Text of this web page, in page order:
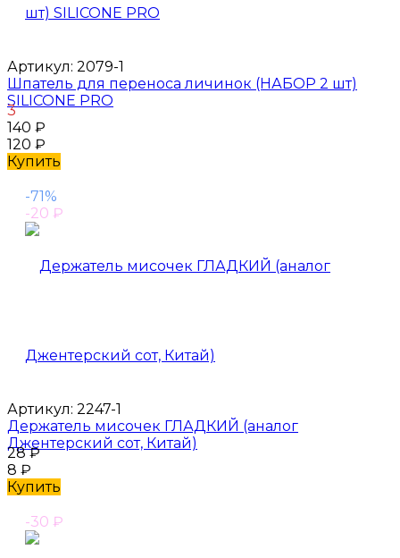
Артикул: 2079-1
Шпатель для переноса личинок (НАБОР 2 шт)
SILICONE PRO
3
140 ₽
120 ₽
Купить
-71%
-20 ₽
Артикул: 2247-1
Держатель мисочек ГЛАДКИЙ (аналог
Джентерский сот, Китай)
28₽
8 ₽
Купить
-30 ₽